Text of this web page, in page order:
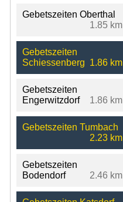
Gebetszeiten Oberthal
1.85 km
Gebetszeiten
Schiessenberg 1.86 km
Gebetszeiten
Engerwitzdorf
1.86 km
Gebetszeiten Tumbach
2.23 km
Gebetszeiten
Bodendorf
2.46 km